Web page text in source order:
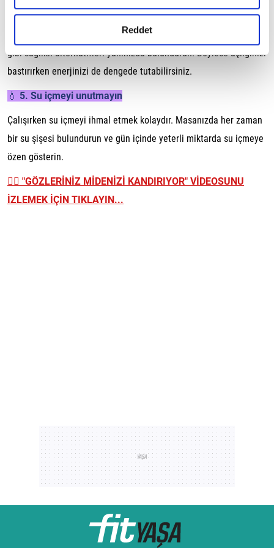
gerçekleştirilen veri işleme faaliyetleri ile ilgili daha
detaylı bilgi almak için lütfentıklayınız.
Reddet
🥗 4. Sağlıklı atıştırmalıklar tercih edin
Cips ve şekerleme yerine badem, ceviz, kuru meyve ya da yoğurt
gibi sağlıklı alternatifleri yanınızda bulundurun. Böylece açlığınızı
bastırırken enerjinizi de dengede tutabilirsiniz.
💧 5. Su içmeyi unutmayın
Çalışırken su içmeyi ihmal etmek kolaydır. Masanızda her zaman
bir su şişesi bulundurun ve gün içinde yeterli miktarda su içmeye
özen gösterin.
👉🏼 "GÖZLERİNİZ MİDENİZİ KANDIRIYOR" VİDEOSUNU
İZLEMEK İÇİN TIKLAYIN...